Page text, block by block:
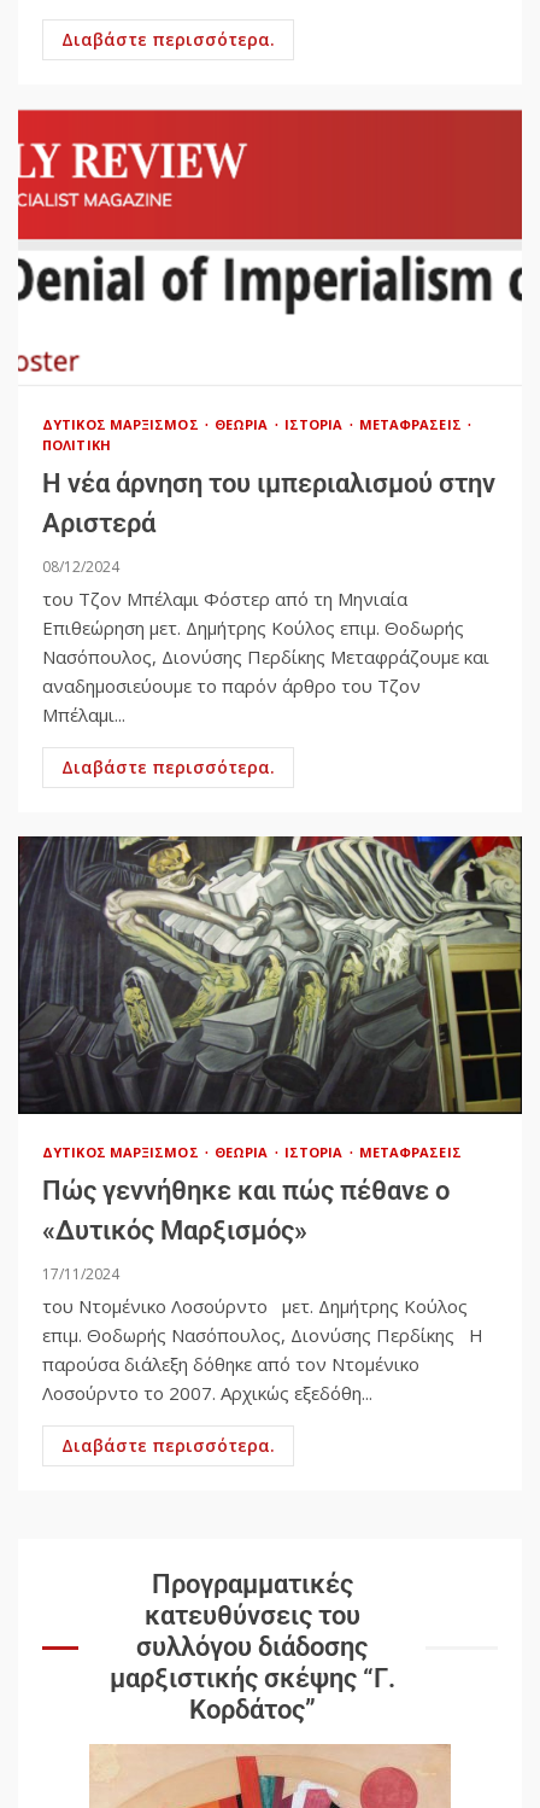
Διαβάστε περισσότερα.
ΔΥΤΙΚΌΣ ΜΑΡΞΙΣΜΌΣ ΘΕΩΡΊΑ ΙΣΤΟΡΊΑ
ΜΕΤΑΦΡΆΣΕΙΣ
ΠΟΛΙΤΙΚΉ
Η νέα άρνηση του ιμπεριαλισμού στην
Αριστερά
08/12/2024
του Τζον Μπέλαμι Φόστερ από τη Μηνιαία
Επιθεώρηση μετ. Δημήτρης Κούλος επιμ. Θοδωρής
Νασόπουλος, Διονύσης Περδίκης Μεταφράζουμε και
αναδημοσιεύουμε το παρόν άρθρο του Τζον
Μπέλαμι...
Διαβάστε περισσότερα.
ΔΥΤΙΚΌΣ ΜΑΡΞΙΣΜΌΣ ΘΕΩΡΊΑ ΙΣΤΟΡΊΑ ΜΕΤΑΦΡΆΣΕΙΣ
Πώς γεννήθηκε και πώς πέθανε ο
«Δυτικός Μαρξισμός»
17/11/2024
του Ντομένικο Λοσούρντο μετ. Δημήτρης Κούλος
επιμ. Θοδωρής Νασόπουλος, Διονύσης Περδίκης Η
παρούσα διάλεξη δόθηκε από τον Ντομένικο
Λοσούρντο το 2007. Αρχικώς εξεδόθη...
Διαβάστε περισσότερα.
Προγραμματικές
κατευθύνσεις του
συλλόγου διάδοσης
μαρξιστικής σκέψης “Γ.
Κορδάτος”